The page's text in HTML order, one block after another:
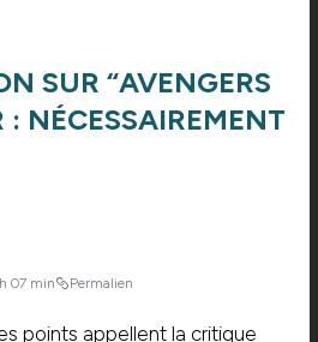
SUR “AVENGERS
NÉCESSAIREMENT
07 min Permalien
points appellent la critique